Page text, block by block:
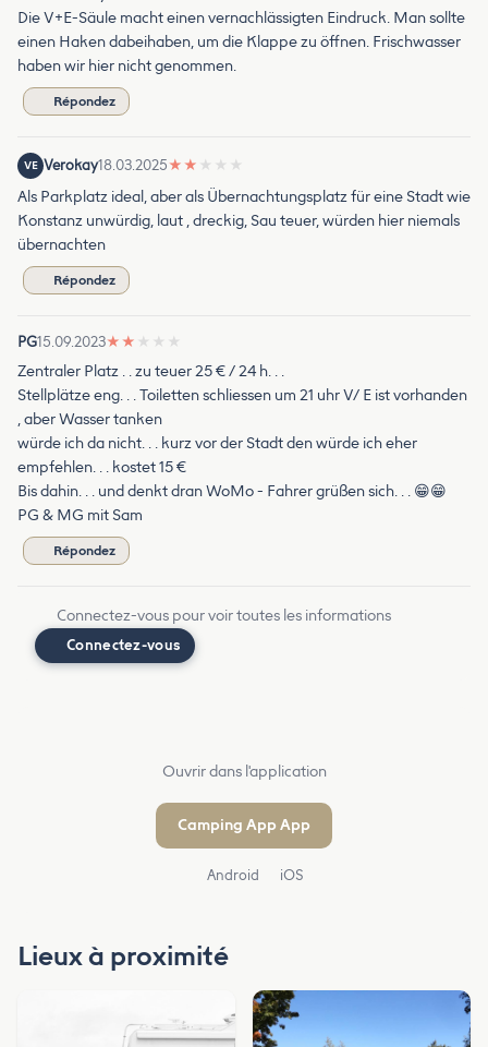
Die V+E-Säule macht einen vernachlässigten Eindruck. Man sollte
einen Haken dabeihaben, um die Klappe zu öffnen. Frischwasser
haben wir hier nicht genommen.
Répondez
VE Verokay18.03.2025★ ★ ★ ★ ★
Als Parkplatz ideal, aber als Übernachtungsplatz für eine Stadt wie
Konstanz unwürdig, laut , dreckig, Sau teuer, würden hier niemals
übernachten
Répondez
PG15.09.2023★ ★ ★ ★ ★
Zentraler Platz . . zu teuer 25 € / 24 h. . .
Stellplätze eng. . . Toiletten schliessen um 21 uhr V/ E ist vorhanden
, aber Wasser tanken
würde ich da nicht. . . kurz vor der Stadt den würde ich eher
empfehlen. . . kostet 15 €
Bis dahin. . . und denkt dran WoMo - Fahrer grüßen sich. . . 😁😁
PG & MG mit Sam
Répondez
Connectez-vous pour voir toutes les informations
Connectez-vous
Ouvrir dans l'application
Camping App App
Android iOS
Lieux à proximité